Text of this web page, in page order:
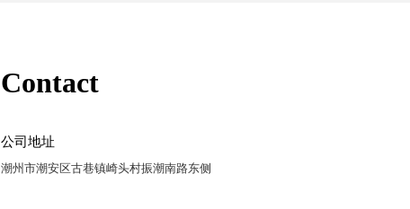
Contact
公司地址
潮州市潮安区古巷镇崎头村振潮南路东侧